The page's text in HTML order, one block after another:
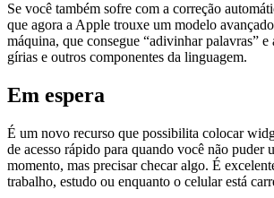
Se você também sofre com a correção
que agora a Apple trouxe um modelo
máquina, que consegue “adivinhar palavras” e
gírias e outros componentes da linguagem.
Em espera
É um novo recurso que possibilita colocar
de acesso rápido para quando você não puder
momento, mas precisar checar algo. É
trabalho, estudo ou enquanto o celular está